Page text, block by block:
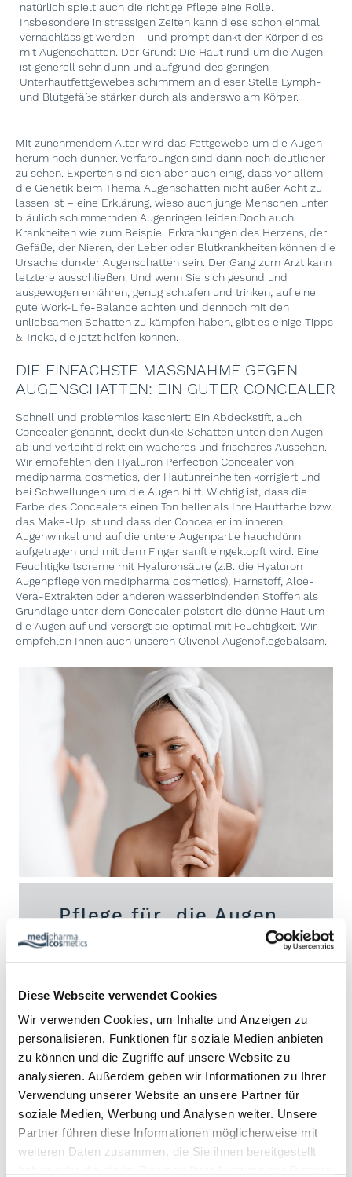
Diese Webseite verwendet Cookies
Wir verwenden Cookies, um Inhalte und Anzeigen zu
personalisieren, Funktionen für soziale Medien anbieten
zu können und die Zugriffe auf unsere Website zu
analysieren. Außerdem geben wir Informationen zu Ihrer
Verwendung unserer Website an unsere Partner für
soziale Medien, Werbung und Analysen weiter. Unsere
Partner führen diese Informationen möglicherweise mit
weiteren Daten zusammen, die Sie ihnen bereitgestellt
natürlich spielt auch die richtige Pflege eine Rolle.
Insbesondere in stressigen Zeiten kann diese schon einmal
vernachlässigt werden – und prompt dankt der Körper dies
mit Augenschatten. Der Grund: Die Haut rund um die Augen
ist generell sehr dünn und aufgrund des geringen
Unterhautfettgewebes schimmern an dieser Stelle Lymph-
und Blutgefäße stärker durch als anderswo am Körper.
Mit zunehmendem Alter wird das Fettgewebe um die Augen
herum noch dünner. Verfärbungen sind dann noch deutlicher
zu sehen. Experten sind sich aber auch einig, dass vor allem
die Genetik beim Thema Augenschatten nicht außer Acht zu
lassen ist – eine Erklärung, wieso auch junge Menschen unter
bläulich schimmernden Augenringen leiden.Doch auch
Krankheiten wie zum Beispiel Erkrankungen des Herzens, der
Gefäße, der Nieren, der Leber oder Blutkrankheiten können die
Ursache dunkler Augenschatten sein. Der Gang zum Arzt kann
letztere ausschließen. Und wenn Sie sich gesund und
ausgewogen ernähren, genug schlafen und trinken, auf eine
gute Work-Life-Balance achten und dennoch mit den
unliebsamen Schatten zu kämpfen haben, gibt es einige Tipps
& Tricks, die jetzt helfen können.
DIE EINFACHSTE MASSNAHME GEGEN A
UGENSCHATTEN: EIN GUTER CONCEALER
Schnell und problemlos kaschiert: Ein Abdeckstift, auch
Concealer genannt, deckt dunkle Schatten unten den Augen
ab und verleiht direkt ein wacheres und frischeres Aussehen.
Wir empfehlen den Hyaluron Perfection Concealer von
medipharma cosmetics, der Hautunreinheiten korrigiert und
bei Schwellungen um die Augen hilft. Wichtig ist, dass die
Farbe des Concealers einen Ton heller als Ihre Hautfarbe bzw.
das Make-Up ist und dass der Concealer im inneren
Augenwinkel und auf die untere Augenpartie hauchdünn
aufgetragen und mit dem Finger sanft eingeklopft wird. Eine
Feuchtigkeitscreme mit Hyaluronsäure (z.B. die Hyaluron
Augenpflege von medipharma cosmetics), Harnstoff, Aloe-
Vera-Extrakten oder anderen wasserbindenden Stoffen als
Grundlage unter dem Concealer polstert die dünne Haut um
die Augen auf und versorgt sie optimal mit Feuchtigkeit. Wir
empfehlen Ihnen auch unseren Olivenöl Augenpflegebalsam.
Pflege fürdie Augen
Tipps:
Mehr Eisen für weniger Augenschatten
Vor allem Frauen leiden häufiger unter einem
Eisenmangel als Männer, denn während der monatlichen
Regelblutung verliert eine Frau zwischen 5 ml und 80 ml
Blut, was einem Eisenverlust von 2,5 mg bis 40 mg
gleichkommt. Wird der erhöhte Eisenbedarf weder durch
die Nahrung noch durch Nahrungsergänzungsmittel
gedeckt, wird das Blut nicht mit ausreichend Sauerstoff